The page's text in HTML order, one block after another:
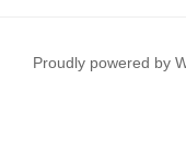
Proudly powered by